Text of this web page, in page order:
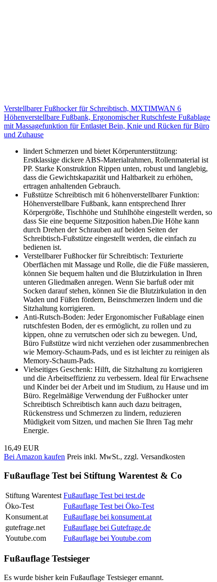
Verstellbarer Fußhocker für Schreibtisch, MXTIMWAN 6
Höhenverstellbare Fußbank, Ergonomischer Rutschfeste Fußablage
mit Massagefunktion für Entlastet Bein, Knie und Rücken für Büro
und Zuhause
lindert Schmerzen und bietet Körperunterstützung:
Erstklassige dickere ABS-Materialrahmen, Rollenmaterial ist
PP. Starke Konstruktion Rippen unten, robust und langlebig,
dass die Gewichtskapazität und Haltbarkeit zu erhöhen,
ertragen anhaltenden Gebrauch.
Fußstütze Schreibtisch mit 6 höhenverstellbarer Funktion:
Höhenverstellbare Fußbank, kann entsprechend Ihrer
Körpergröße, Tischhöhe und Stuhlhöhe eingestellt werden, so
dass Sie eine bequeme Sitzposition haben.Die Höhe kann
durch Drehen der Schrauben auf beiden Seiten der
Schreibtisch-Fußstütze eingestellt werden, die einfach zu
bedienen ist.
Verstellbarer Fußhocker für Schreibtisch: Texturierte
Oberflächen mit Massage und Rolle, die die Füße massieren,
können Sie bequem halten und die Blutzirkulation in Ihren
unteren Gliedmaßen anregen. Wenn Sie barfuß oder mit
Socken darauf stehen, können Sie die Blutzirkulation in den
Waden und Füßen fördern, Beinschmerzen lindern und die
Sitzhaltung korrigieren.
Anti-Rutsch-Boden: Jeder Ergonomischer Fußablage einen
rutschfesten Boden, der es ermöglicht, zu rollen und zu
kippen, ohne zu verrutschen oder sich zu bewegen. Und,
Büro Fußstütze wird nicht verziehen oder zusammenbrechen
wie Memory-Schaum-Pads, und es ist leichter zu reinigen als
Memory-Schaum-Pads.
Vielseitiges Geschenk: Hilft, die Sitzhaltung zu korrigieren
und die Arbeitseffizienz zu verbessern. Ideal für Erwachsene
und Kinder bei der Arbeit und im Studium, zu Hause und im
Büro. Regelmäßige Verwendung der Fußhocker unter
Schreibtisch Schreibtisch kann auch dazu beitragen,
Rückenstress und Schmerzen zu lindern, reduzieren
Müdigkeit vom Sitzen, und machen Sie Ihren Tag mehr
Energie.
16,49 EUR
Bei Amazon kaufen Preis inkl. MwSt., zzgl. Versandkosten
Fußauflage Test bei Stiftung Warentest & Co
Stiftung Warentest Fußauflage Test bei test.de
Öko-Test
Fußauflage Test bei Öko-Test
Konsument.at
Fußauflage bei konsument.at
gutefrage.net
Fußauflage bei Gutefrage.de
Youtube.com
Fußauflage bei Youtube.com
Fußauflage Testsieger
Es wurde bisher kein Fußauflage Testsieger ernannt.